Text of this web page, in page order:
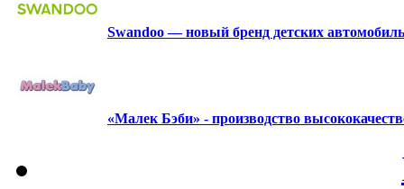
Swandoo — новый бренд детских
«Малек Бэби» - производство